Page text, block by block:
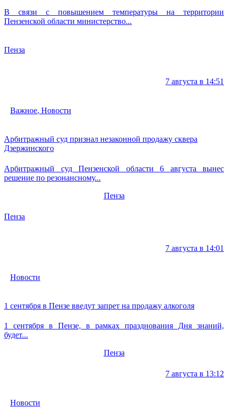
В связи с повышением температуры на территории
Пензенской области министерство...
Пенза
7 августа в 14:51
Важное, Новости
Арбитражный суд признал незаконной продажу сквера
Дзержинского
Арбитражный суд Пензенской области 6 августа вынес
решение по резонансному...
Пенза
Пенза
7 августа в 14:01
Новости
1 сентября в Пензе введут запрет на продажу алкоголя
1 сентября в Пензе, в рамках празднования Дня знаний,
будет...
Пенза
7 августа в 13:12
Новости